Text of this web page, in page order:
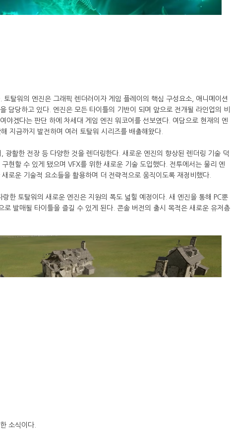
토탈워의 엔진은 그래픽 렌더러이자 게임 플레이의 핵심 구성요소, 애니메이션
담당하고 있다. 엔진은 모든 타이틀의 기반이 되며 앞으로 전개될 라인업의 비
야겠다는 판단 하에 차세대 게임 엔진 워코어를 선보였다. 여담으로 현재의 엔
지금까지 발전하며 여러 토탈워 시리즈를 배출해왔다.
광활한 전장 등 다양한 것을 렌더링한다. 새로운 엔진의 향상된 렌더링 기술 덕
현할 수 있게 됐으며 VFX를 위한 새로운 기술 도입했다. 전투에서는 물리 엔
로운 기술적 요소들을 활용하며 더 전략적으로 움직이도록 재정비했다.
랑한 토탈워의 새로운 엔진은 지원의 폭도 넓힐 예정이다. 새 엔진을 통해 PC뿐
로 발매될 타이틀을 즐길 수 있게 된다. 콘솔 버전의 출시 목적은 새로운 유저층
소식이다.